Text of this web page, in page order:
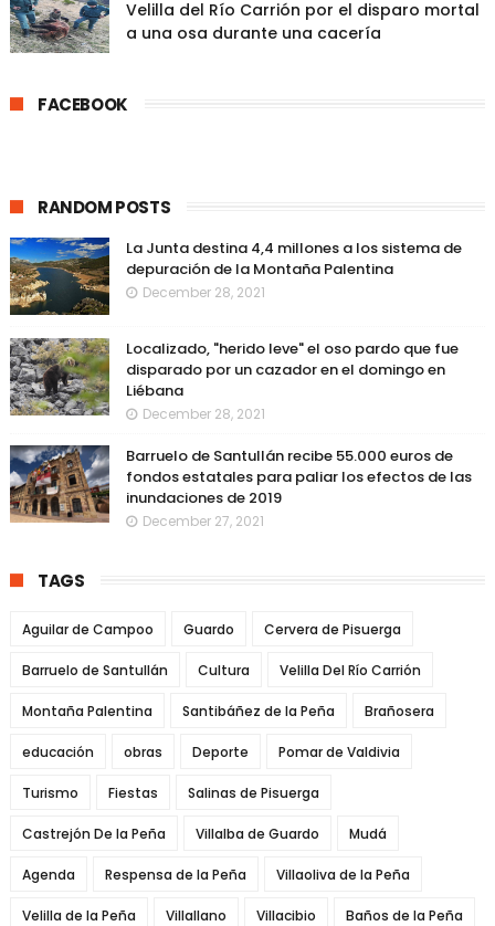
Velilla del Río Carrión por el disparo mortal
a una osa durante una cacería
FACEBOOK
RANDOM POSTS
La Junta destina 4,4 millones a los sistema de
depuración de la Montaña Palentina
December 28, 2021
Localizado, "herido leve" el oso pardo que fue
disparado por un cazador en el domingo en
Liébana
December 28, 2021
Barruelo de Santullán recibe 55.000 euros de
fondos estatales para paliar los efectos de las
inundaciones de 2019
December 27, 2021
TAGS
Aguilar de Campoo Guardo Cervera de Pisuerga
Barruelo de Santullán Cultura Velilla Del Río Carrión
Montaña Palentina Santibáñez de la Peña Brañosera
educación obras Deporte Pomar de Valdivia
Turismo Fiestas Salinas de Pisuerga
Castrejón De la Peña Villalba de Guardo Mudá
Agenda Respensa de la Peña Villaoliva de la Peña
Velilla de la Peña Villallano Villacibio Baños de la Peña